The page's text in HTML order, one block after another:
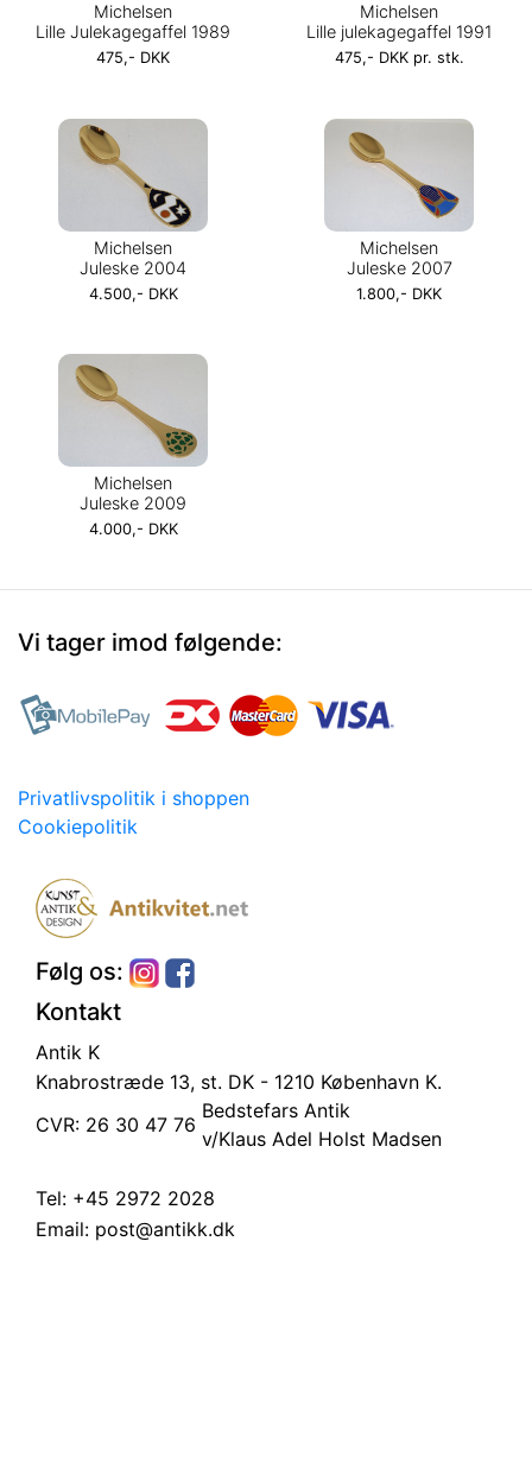
Michelsen
Lille Julekagegaffel 1989
475,- DKK
Michelsen
Lille julekagegaffel 1991
475,- DKK pr. stk.
Michelsen
Juleske 2004
4.500,- DKK
Michelsen
Juleske 2007
1.800,- DKK
Michelsen
Juleske 2009
4.000,- DKK
Vi tager imod følgende:
Privatlivspolitik i shoppen
Cookiepolitik
Følg os:
Kontakt
Antik K
Knabrostræde 13, st. DK - 1210 København K.
CVR: 26 30 47 76
Bedstefars Antik
v/Klaus Adel Holst Madsen
Tel: +45 2972 2028
Email: post@antikk.dk